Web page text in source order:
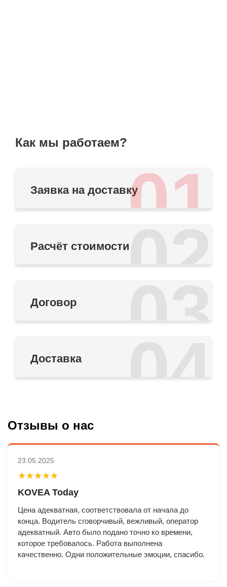
Как мы работаем?
01
Заявка на доставку
02
Расчёт стоимости
03
Договор
04
Доставка
Отзывы о нас
23.05.2025
★★★★★
KOVEA Today
Цена адекватная, соответствовала от начала до
конца. Водитель сговорчивый, вежливый, оператор
адекватный. Авто было подано точно ко времени,
которое требовалось. Работа выполнена
качественно. Одни положительные эмоции, спасибо.